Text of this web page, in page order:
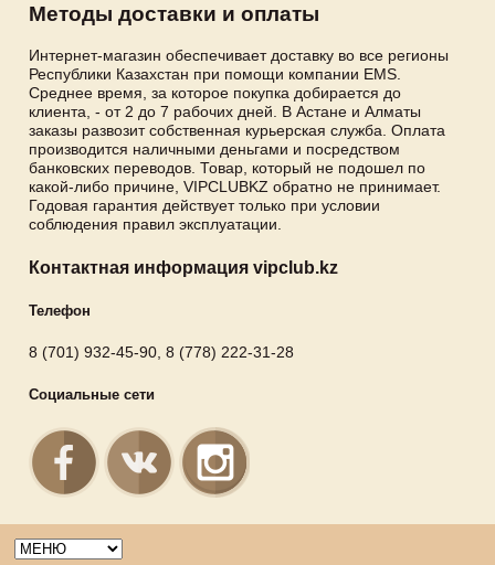
Методы доставки и оплаты
Интернет-магазин обеспечивает доставку во все регионы
Республики Казахстан при помощи компании EMS.
Среднее время, за которое покупка добирается до
клиента, - от 2 до 7 рабочих дней. В Астане и Алматы
заказы развозит собственная курьерская служба. Оплата
производится наличными деньгами и посредством
банковских переводов. Товар, который не подошел по
какой-либо причине, VIPCLUBKZ обратно не принимает.
Годовая гарантия действует только при условии
соблюдения правил эксплуатации.
Контактная информация vipclub.kz
Телефон
8 (701) 932-45-90, 8 (778) 222-31-28
Социальные сети